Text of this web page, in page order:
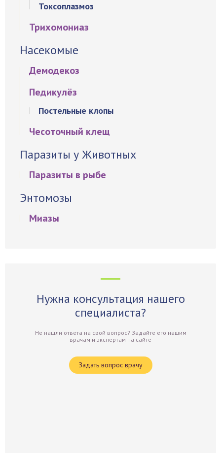
Токсоплазмоз
Трихомониаз
Насекомые
Демодекоз
Педикулёз
Постельные клопы
Чесоточный клещ
Паразиты у Животных
Паразиты в рыбе
Энтомозы
Миазы
Нужна консультация нашего
специалиста?
Не нашли ответа на свой вопрос? Задайте его нашим
врачам и экспертам на сайте
Задать вопрос врачу